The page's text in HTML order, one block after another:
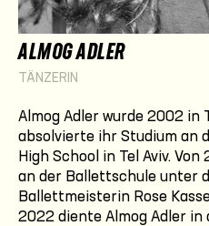
ALMOG ADLER
TÄNZERIN
Almog Adler wurde 2002 in
absolvierte ihr Studium an
High School in Tel Aviv.
an der Ballettschule unter
Ballettmeisterin Rose
2022 diente Almog Adler in